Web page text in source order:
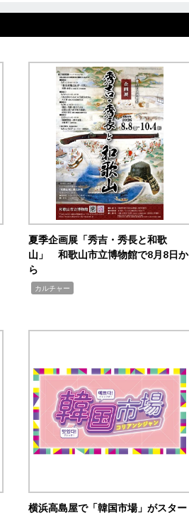
夏季企画展「秀吉・秀長と和歌
山」 和歌山市立博物館で8月8日か
ら
カルチャー
横浜高島屋で「韓国市場」がスター